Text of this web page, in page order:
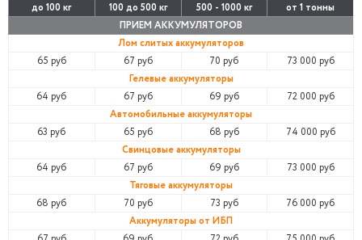
до 100 кг
100 до 500 кг 500 - 1000 кг
от 1 тонны
ПРИЕМ АККУМУЛЯТОРОВ
Лом слитых аккумуляторов
65 руб
67 руб 70 руб
73 000 руб
Гелевые аккумуляторы
64 руб
67 руб 69 руб
72 000 руб
Автомобильные аккумуляторы
63 руб
65 руб 68 руб
74 000 руб
Свинцовые аккумуляторы
64 руб
67 руб 69 руб
73 000 руб
Тяговые аккумуляторы
68 руб
70 руб 73 руб
76 000 руб
Аккумуляторы от ИБП